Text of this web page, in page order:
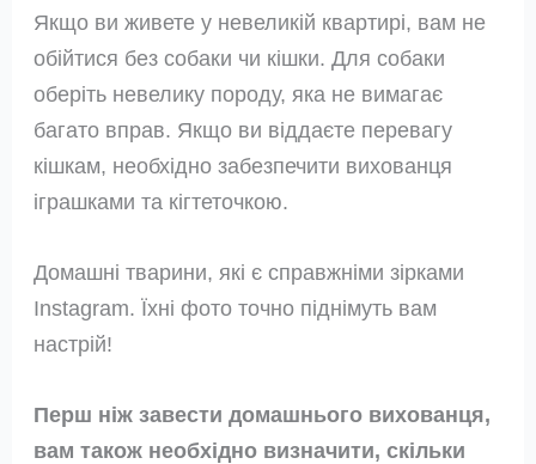
Якщо ви живете у невеликій квартирі, вам не
обійтися без собаки чи кішки. Для собаки
оберіть невелику породу, яка не вимагає
багато вправ. Якщо ви віддаєте перевагу
кішкам, необхідно забезпечити вихованця
іграшками та кігтеточкою.
Домашні тварини, які є справжніми зірками
Instagram. Їхні фото точно піднімуть вам
настрій!
Перш ніж завести домашнього вихованця,
вам також необхідно визначити, скільки